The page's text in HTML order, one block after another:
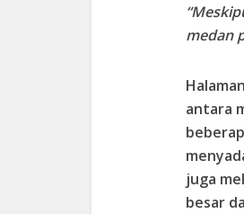
medan
antara
juga
besar